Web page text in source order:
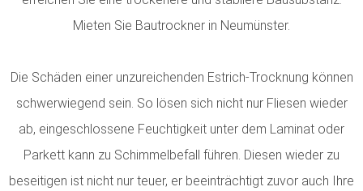
Mieten Sie Bautrockner in Neumünster.
Die Schäden einer unzureichenden Estrich-Trocknung können
schwerwiegend sein. So lösen sich nicht nur Fliesen wieder
ab, eingeschlossene Feuchtigkeit unter dem Laminat oder
Parkett kann zu Schimmelbefall führen. Diesen wieder zu
beseitigen ist nicht nur teuer, er beeinträchtigt zuvor auch Ihre